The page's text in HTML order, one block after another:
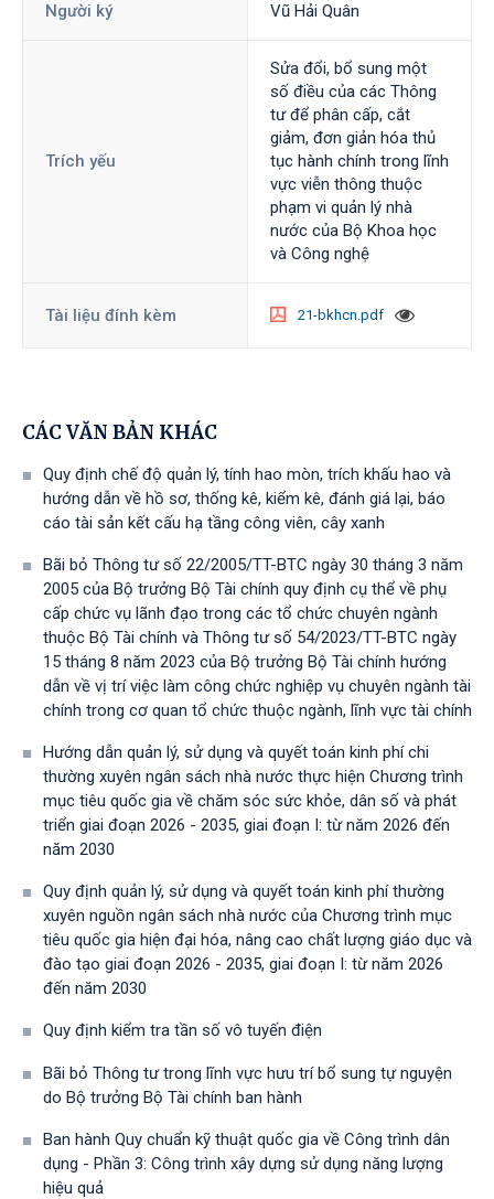
Người ký Vũ Hải Quân
Trích yếu
Sửa đổi, bổ sung một
số điều của các Thông
tư để phân cấp, cắt
giảm, đơn giản hóa thủ
tục hành chính trong lĩnh
vực viễn thông thuộc
phạm vi quản lý nhà
nước của Bộ Khoa học
và Công nghệ
Tài liệu đính kèm 21-bkhcn.pdf
CÁC VĂN BẢN KHÁC
Quy định chế độ quản lý, tính hao mòn, trích khấu hao và
hướng dẫn về hồ sơ, thống kê, kiểm kê, đánh giá lại, báo
cáo tài sản kết cấu hạ tầng công viên, cây xanh
Bãi bỏ Thông tư số 22/2005/TT-BTC ngày 30 tháng 3 năm
2005 của Bộ trưởng Bộ Tài chính quy định cụ thể về phụ
cấp chức vụ lãnh đạo trong các tổ chức chuyên ngành
thuộc Bộ Tài chính và Thông tư số 54/2023/TT-BTС ngày
15 tháng 8 năm 2023 của Bộ trưởng Bộ Tài chính hướng
dẫn về vị trí việc làm công chức nghiệp vụ chuyên ngành tài
chính trong cơ quan tổ chức thuộc ngành, lĩnh vực tài chính
Hướng dẫn quản lý, sử dụng và quyết toán kinh phí chi
thường xuyên ngân sách nhà nước thực hiện Chương trình
mục tiêu quốc gia về chăm sóc sức khỏe, dân số và phát
triển giai đoạn 2026 - 2035, giai đoạn I: từ năm 2026 đến
năm 2030
Quy định quản lý, sử dụng và quyết toán kinh phí thường
xuyên nguồn ngân sách nhà nước của Chương trình mục
tiêu quốc gia hiện đại hóa, nâng cao chất lượng giáo dục và
đào tạo giai đoạn 2026 - 2035, giai đoạn I: từ năm 2026
đến năm 2030
Quy định kiểm tra tần số vô tuyến điện
Bãi bỏ Thông tư trong lĩnh vực hưu trí bổ sung tự nguyện
do Bộ trưởng Bộ Tài chính ban hành
Ban hành Quy chuẩn kỹ thuật quốc gia về Công trình dân
dụng - Phần 3: Công trình xây dựng sử dụng năng lượng
hiệu quả